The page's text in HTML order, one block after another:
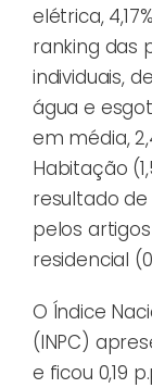
elétrica,
ranking das
individuais,
água e
em média,
Habitação
resultado
pelos
residencial
O Índice
(INPC)
e ficou 0,19